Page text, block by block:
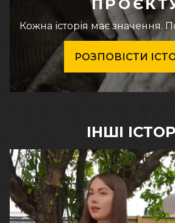
Кожна історія має значення.
РОЗПОВІСТИ
ІНШІ